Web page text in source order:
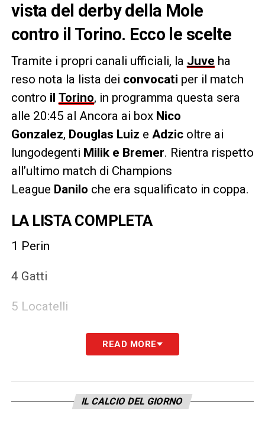
vista del derby della Mole
contro il Torino. Ecco le scelte
Tramite i propri canali ufficiali, la Juve ha
reso nota la lista dei convocati per il match
contro il Torino, in programma questa sera
alle 20:45 al Ancora ai boxNico
Gonzalez, Douglas Luiz e Adzicoltre ai
lungodegenti Milik e Bremer. Rientra rispetto
all’ultimo match di Champions
League Danilo che era squalificato in coppa.
LA LISTA COMPLETA
1 Perin
4 Gatti
5 Locatelli
8 Koopmeiners
READ MORE
IL CALCIO DEL GIORNO